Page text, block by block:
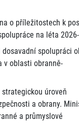
o příležitostech k
na léta
spolupráci
v oblasti obranně-
úroveň
a obrany.
a průmyslové